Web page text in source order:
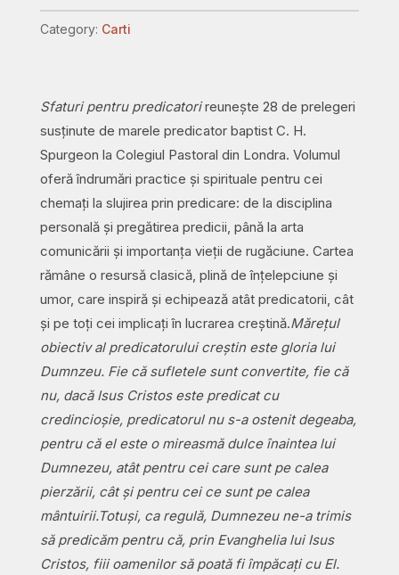
quantity
Category: Carti
Sfaturi pentru predicatorireunește 28 de prelegeri
susținute de marele predicator baptist C. H.
Spurgeon la Colegiul Pastoral din Londra. Volumul
oferă îndrumări practice și spirituale pentru cei
chemați la slujirea prin predicare: de la disciplina
personală și pregătirea predicii, până la arta
comunicării și importanța vieții de rugăciune. Cartea
rămâne o resursă clasică, plină de înțelepciune și
umor, care inspiră și echipează atât predicatorii, cât
și pe toți cei implicați în lucrarea creștină.Mărețul
obiectiv al predicatorului creștin este gloria lui
Dumnzeu. Fie că sufletele sunt convertite, fie că
nu, dacă Isus Cristos este predicat cu
credincioșie, predicatorul nu s-a ostenit degeaba,
pentru că el este o mireasmă dulce înaintea lui
Dumnezeu, atât pentru cei care sunt pe calea
pierzării, cât și pentru cei ce sunt pe calea
mântuirii.Totuși, ca regulă, Dumnezeu ne-a trimis
să predicăm pentru că, prin Evanghelia lui Isus
Cristos, fiii oamenilor să poată fi împăcați cu El.